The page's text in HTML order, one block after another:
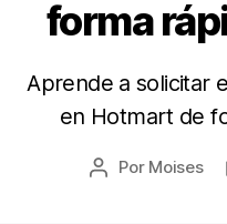
forma
Aprende a solicitar
en Hotmart de
Autor
Por Moises